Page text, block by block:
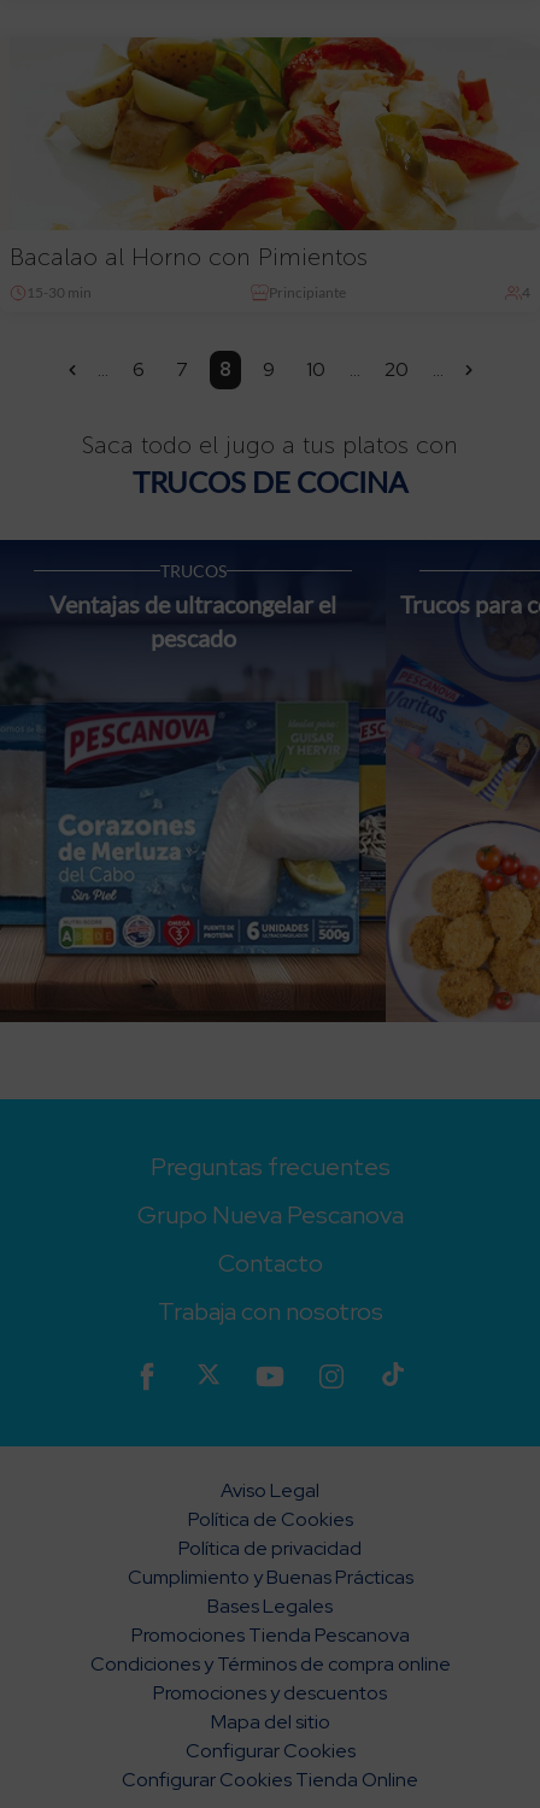
Bacalao al Horno con Pimientos
15-30 min Principiante 4
« ... 6 7 8 9 10 ... 20 ... »
Saca todo el jugo a tus platos con
TRUCOS DE COCINA
TRUCOS
Ventajas de ultracongelar el
pescado
Trucos para
Preguntas frecuentes
Grupo Nueva Pescanova
Contacto
Trabaja con nosotros
Aviso Legal
Política de Cookies
Política de privacidad
Cumplimiento y Buenas Prácticas
Bases Legales
Promociones Tienda Pescanova
Condiciones y Términos de compra online
Promociones y descuentos
Mapa del sitio
Configurar Cookies
Configurar Cookies Tienda Online